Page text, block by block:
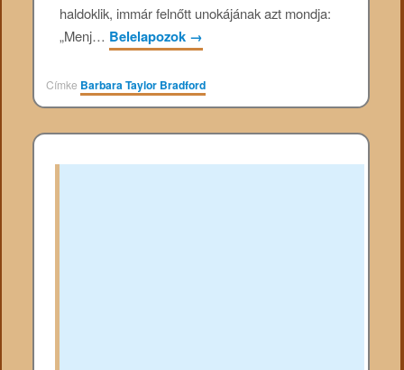
haldoklik, immár felnőtt unokájának azt mondja:
„Menj… Belelapozok →
Címke Barbara Taylor Bradford